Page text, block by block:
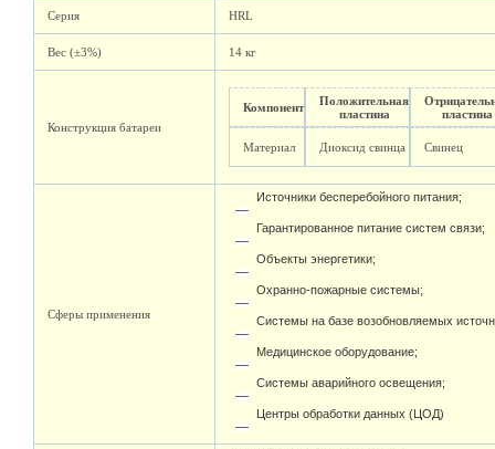
Серия HRL
Вес (±3%) 14 кг
Конструкция батареи
Компонент
Положительная
пластина
пластина
Материал Диоксид свинца Свинец
Сферы применения
Источники бесперебойного питания;
Гарантированное питание систем связи;
Объекты энергетики;
Охранно-пожарные системы;
Системы на базе возобновляемых
Медицинское оборудование;
Системы аварийного освещения;
Центры обработки данных (ЦОД)